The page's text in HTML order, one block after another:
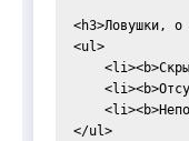
<h3>Ловушки, о
<ul>
</ul>